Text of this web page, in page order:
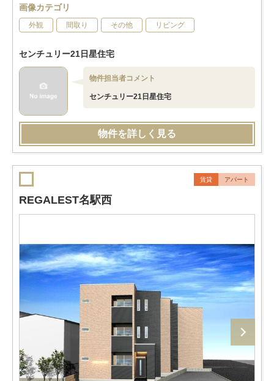
画像カテゴリ
外観 間取り その他 リビング
センチュリー21日星住宅
物件担当者コメント
センチュリー21日星住宅
物件を詳しく見る
賃貸 アパート
REGALEST名駅西